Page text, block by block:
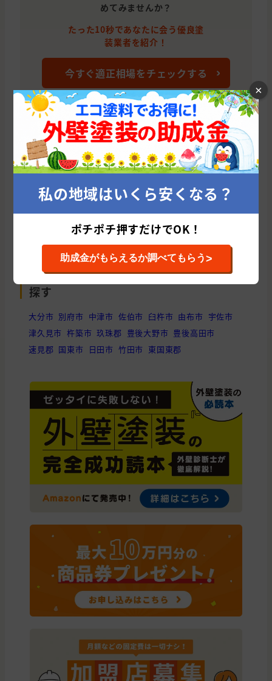
めてみませんか？
たった10秒であなたに会う優良塗
装業者を紹介！
今すぐ適正相場をチェックする
大分市の他のおすすめ外壁塗装会社
ひまわりペイント（大分県）(大分県/大分市)
累計施工件数: 75 件
平均施工単価: 1,062,181 円
大分県の他の市区町村から外壁塗装会社を
探す
大分市 別府市 中津市 佐伯市 臼杵市 由布市 宇佐市
津久見市 杵築市 玖珠郡 豊後大野市 豊後高田市
速見郡 国東市 日田市 竹田市 東国東郡
×
私の地域はいくら安くなる？
ポチポチ押すだけでOK！
助成金がもらえるか調べてもらう>